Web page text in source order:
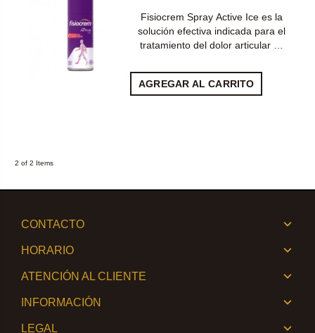
Fisiocrem Spray Active Ice es la
solución efectiva indicada para el
tratamiento del dolor articular …
AGREGAR AL CARRITO
2 of 2 Items
CONTACTO
HORARIO
ATENCIÓN AL CLIENTE
INFORMACIÓN
LEGAL